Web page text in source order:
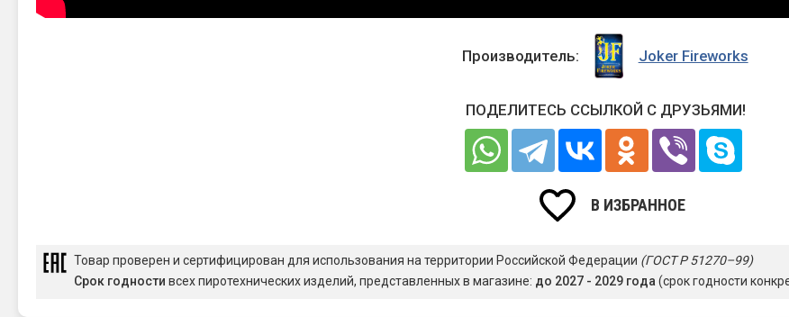
Производитель: Joker Fireworks
ПОДЕЛИТЕСЬ ССЫЛКОЙ С ДРУЗЬЯМИ!
В ИЗБРАННОЕ
Товар проверен и сертифицирован для использования на территории Российской Федерации (ГОСТ Р 51270–99)
Срок годности всех пиротехнических изделий, представленных в магазине: до 2027 - 2029 года (срок годности